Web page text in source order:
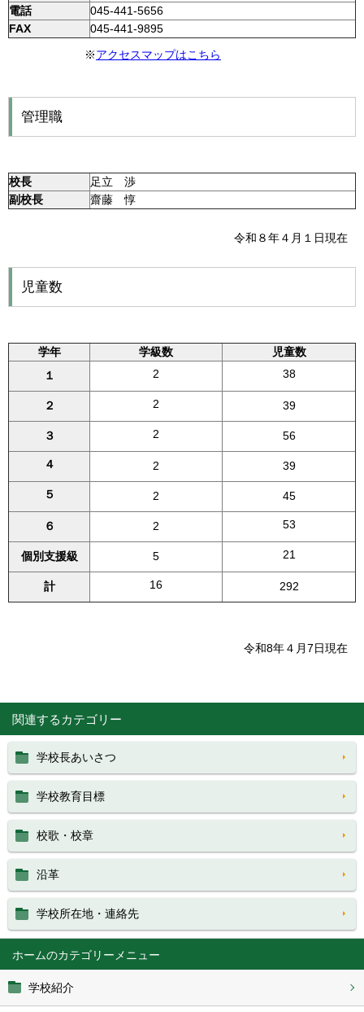
ホーム
学校紹介
電話
045-441-5656
FAX
045-441-9895
※アクセスマップはこちら
管理職
校長
足立 渉
副校長
齋藤 惇
令和８年４月１日現在
児童数
学年 学級数
児童数
１
2 38
２ 2 39
３ 2 56
４ 2 39
５ 2 45
６ 2 53
個別支援級 5 21
計 16 292
令和8年４月7日現在
関連するカテゴリー
学校長あいさつ
学校教育目標
校歌・校章
沿革
学校所在地・連絡先